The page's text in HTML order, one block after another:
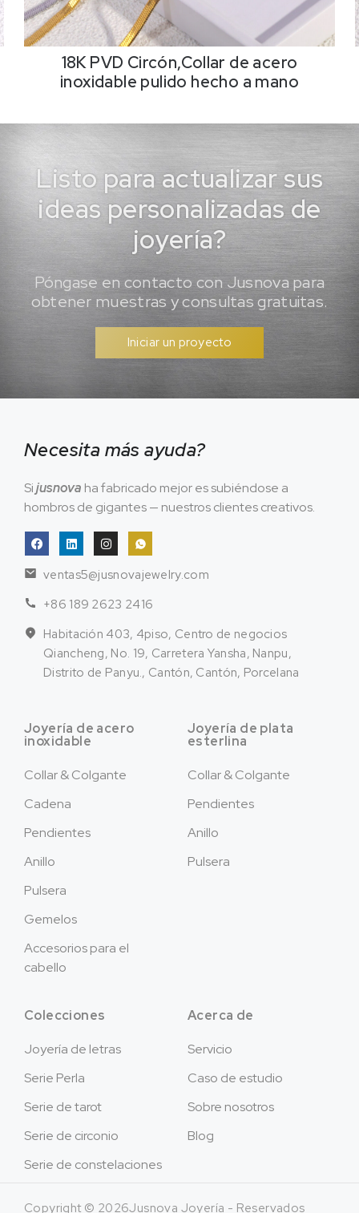
18K PVD Circón,Collar de acero
inoxidable pulido hecho a mano
Listo para actualizar sus
ideas personalizadas de
joyería?
Póngase en contacto con Jusnova para
obtener muestras y consultas gratuitas.
Iniciar un proyecto
Necesita más ayuda?
Sijusnova ha fabricado mejor es subiéndose a
hombros de gigantes — nuestros clientes creativos.
ventas5@jusnovajewelry.com
+86 189 2623 2416
Habitación 403, 4piso, Centro de negocios
Qiancheng, No. 19, Carretera Yansha, Nanpu,
Distrito de Panyu., Cantón, Cantón, Porcelana
Joyería de acero
inoxidable
Collar & Colgante
Cadena
Pendientes
Anillo
Pulsera
Gemelos
Accesorios para el
cabello
Joyería de plata
esterlina
Collar & Colgante
Pendientes
Anillo
Pulsera
Colecciones
Joyería de letras
Serie Perla
Serie de tarot
Serie de circonio
Serie de constelaciones
Acerca de
Servicio
Caso de estudio
Sobre nosotros
Blog
Copyright © 2026Jusnova Joyería - Reservados